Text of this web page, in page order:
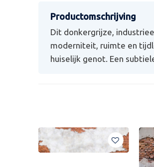
Dit donkergrijze,
moderniteit, ruimte en
huiselijk genot. Een